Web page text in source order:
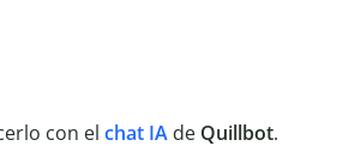
con el chat IAde Quillbot.